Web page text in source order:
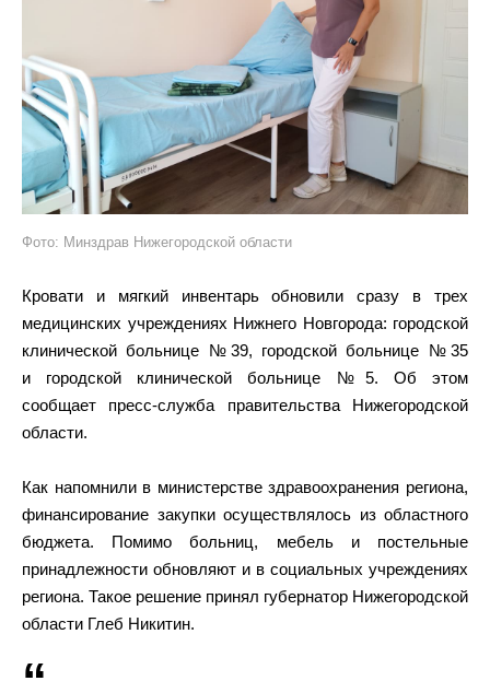
Фото: Минздрав Нижегородской области
Кровати и мягкий инвентарь обновили сразу в трех
медицинских учреждениях Нижнего Новгорода: городской
клинической больнице №39, городской больнице №35
и городской клинической больнице №5. Об этом
сообщает пресс-служба правительства Нижегородской
области.
Как напомнили в министерстве здравоохранения региона,
финансирование закупки осуществлялось из областного
бюджета. Помимо больниц, мебель и постельные
принадлежности обновляют и в социальных учреждениях
региона. Такое решение принял губернатор Нижегородской
области Глеб Никитин.